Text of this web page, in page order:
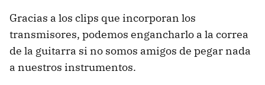
Gracias a los clips que incorporan los
transmisores, podemos engancharlo a la correa
de la guitarra si no somos amigos de pegar nada
a nuestros instrumentos.